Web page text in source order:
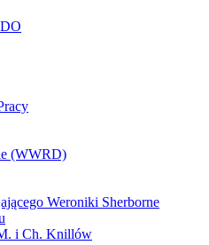
(WWRD)
Weroniki Sherborne
i Ch. Knillów